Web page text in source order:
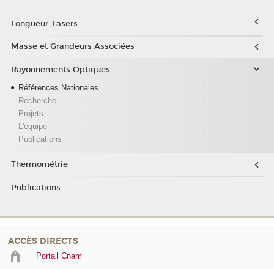
Longueur-Lasers
Masse et Grandeurs Associées
Rayonnements Optiques
Références Nationales
Recherche
Projets
L'équipe
Publications
Thermométrie
Publications
ACCÈS DIRECTS
Portail Cnam